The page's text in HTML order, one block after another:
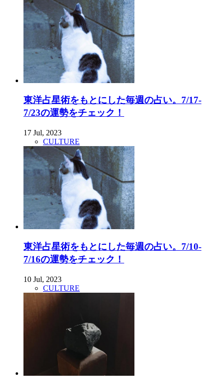
東洋占星術をもとにした毎週の占い。7/17-
7/23の運勢をチェック！
17 Jul, 2023
CULTURE
東洋占星術をもとにした毎週の占い。7/10-
7/16の運勢をチェック！
10 Jul, 2023
CULTURE